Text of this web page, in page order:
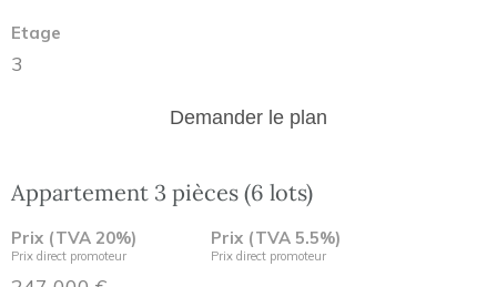
Etage
3
Demander le plan
Appartement 3 pièces (6 lots)
Prix (TVA 20%)
Prix direct promoteur
Prix (TVA 5.5%)
Prix direct promoteur